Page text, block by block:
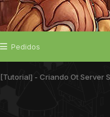
Pedidos
[Tutorial] - Criando Ot Server